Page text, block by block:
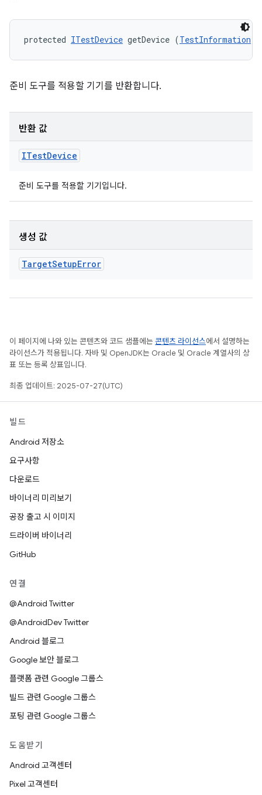
protected ITestDevice getDevice (TestInformation
준비 도구를 적용할 기기를 반환합니다.
반환 값
ITestDevice
준비 도구를 적용할 기기입니다.
생성 값
TargetSetupError
이 페이지에 나와 있는 콘텐츠와 코드 샘플에는 콘텐츠 라이선스에서 설명하는
라이선스가 적용됩니다. 자바 및 OpenJDK는 Oracle 및 Oracle 계열사의 상
표 또는 등록 상표입니다.
최종 업데이트: 2025-07-27(UTC)
빌드
Android 저장소
요구사항
다운로드
바이너리 미리보기
공장 출고 시 이미지
드라이버 바이너리
GitHub
연결
@Android Twitter
@AndroidDev Twitter
Android 블로그
Google 보안 블로그
플랫폼 관련 Google 그룹스
빌드 관련 Google 그룹스
포팅 관련 Google 그룹스
도움받기
Android 고객센터
Pixel 고객센터